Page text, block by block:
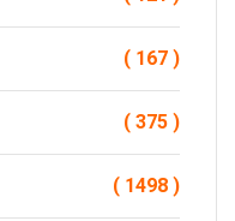
( 167 )
( 375 )
( 1498 )